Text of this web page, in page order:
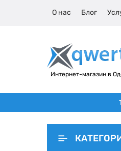
О нас Блог
Интернет-магазин в